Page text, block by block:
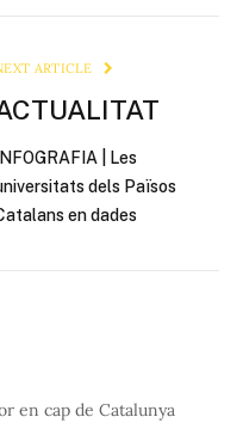
ARTICLE
INFOGRAFIA | Les
dels Països
en dades
en cap de Catalunya